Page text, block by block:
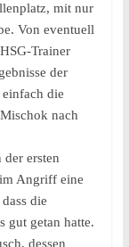
mit nur
Von eventuell
Trainer
der
die
nach
ersten
Angriff eine
die
gut getan hatte.
dessen